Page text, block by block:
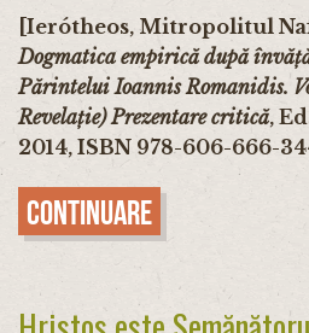
[Ierótheos, Mitropolitul
Dogmatica empirică după
Părintelui Ioannis Romanidis.
Revelație) Prezentare critică,
2014, ISBN 978-606-666-
Continuare